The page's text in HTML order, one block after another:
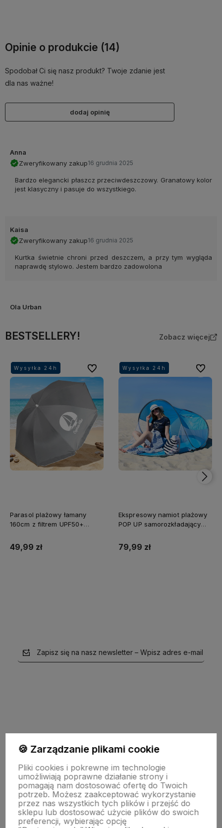
Opinie o produkcie (14)
Spodobał Ci się nasz produkt? Twoje zdanie jest
dla nas ważne!
dodaj opinię
Anna
Zweryfikowany zakup16 grudnia 2025
Bardzo elegancki płaszcz przeciwdeszczowy. Granatowy kolor
jest klasyczny i pasuje do wszystkiego.
Kaisa
Zweryfikowany zakup16 grudnia 2025
Kurtka świetnie chroni przed deszczem, a przy tym wygląda
naprawdę stylowo. Jestem bardzo zadowolona
Ola Urban
Idealna do miasta. Lekka, wygodna i nie przemaka nawet przy
Magdalena
Zweryfikowany zakup
16 grudnia 2025
Bardzo dobra jakość wykonania. Materiał solidny, zamki
porządne
Natalia
Zweryfikowany zakup16 grudnia 2025
Zweryfikowany zakup
16 grudnia 2025
estetycznie
Zweryfikowany zakup 16 grudnia 2025
Świetny wybór na wiosnę i jesień. Granat wygląda bardzo
elegancko
BESTSELLERY! Zobacz więcej
Wysyłka 24h
Wysyłka 24h
Wysyłka 24h
Parasol plażowy łamany
160cm z filtrem UPF50+
49,99 zł
Do ulubionychWysyłka 24h
Wysyłka 24h
Wysyłka 24h
Ekspresowy namiot plażowy
POP UP samorozkładający
79,99 zł
Do
Zapisz się na nasz newsletter – Wpisz adres e-mail
polityce prywatności
Moje konto
Pomoc
🍪 Zarządzanie plikami cookie
Pliki cookies i pokrewne im technologie
umożliwiają poprawne działanie strony i
pomagają nam dostosować ofertę do Twoich
potrzeb. Możesz zaakceptować wykorzystanie
przez nas wszystkich tych plików i przejść do
sklepu lub dostosować użycie plików do swoich
preferencji, wybierając opcję